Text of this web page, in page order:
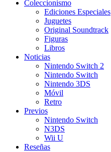
Coleccionismo
Ediciones Especiales
Juguetes
Original Soundtrack
Figuras
Libros
Noticias
Nintendo Switch 2
Nintendo Switch
Nintendo 3DS
Móvil
Retro
Previos
Nintendo Switch
N3DS
Wii U
Reseñas